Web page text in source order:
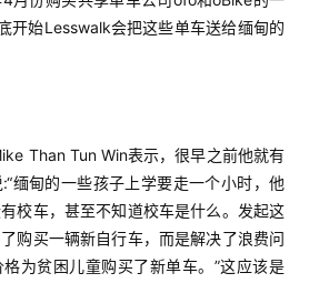
开始Lesswalk会把这些单车送给缅甸的
Than Tun Win表示，很早之前他就有
缅甸的一些孩子上学要走一个小时，他
校车，甚至不知道校车是什么。发起这
购买一辆新自行车，而是解决了浪费问
为贫困儿童购买了新单车。”这应该是